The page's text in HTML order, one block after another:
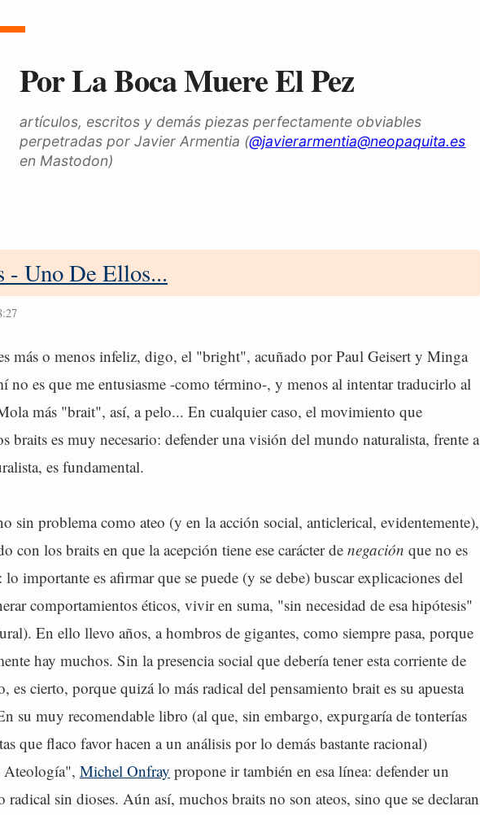
Por La Boca Muere El Pez
artículos, escritos y demás piezas perfectamente obviables
perpetradas por Javier Armentia (@javierarmentia@neopaquita.es
en Mastodon)
- Uno De Ellos...
más o menos infeliz, digo, el "bright", acuñado por Paul Geisert y Minga
no es que me entusiasme -como término-, y menos al intentar traducirlo al
más "brait", así, a pelo... En cualquier caso, el movimiento que
braits es muy necesario: defender una visión del mundo naturalista, frente a
es fundamental.
sin problema como ateo (y en la acción social, anticlerical, evidentemente),
con los braits en que la acepción tiene ese carácter de negación que no es
importante es afirmar que se puede (y se debe) buscar explicaciones del
comportamientos éticos, vivir en suma, "sin necesidad de esa hipótesis"
En ello llevo años, a hombros de gigantes, como siempre pasa, porque
hay muchos. Sin la presencia social que debería tener esta corriente de
es cierto, porque quizá lo más radical del pensamiento brait es su apuesta
su muy recomendable libro (al que, sin embargo, expurgaría de tonterías
que flaco favor hacen a un análisis por lo demás bastante racional)
Ateología", Michel Onfray propone ir también en esa línea: defender un
radical sin dioses. Aún así, muchos braits no son ateos, sino que se declaran